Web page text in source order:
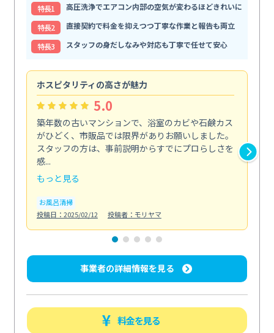
特⻑1
高圧洗浄でエアコン内部の空気が変わるほどきれいに
特⻑2
直接契約で料金を抑えつつ丁寧な作業と報告も両立
特⻑3
スタッフの身だしなみや対応も丁寧で任せて安心
ホスピタリティの高さが魅力
5.0
築年数の古いマンションで、浴室のカビや石鹸カス
がひどく、市販品では限界がありお願いしました。
スタッフの方は、事前説明からすでにプロらしさを
感...
もっと見る
お風呂清掃
投稿日：2025/02/12
投稿者：モリヤマ
事業者の詳細情報を見る
料金を見る